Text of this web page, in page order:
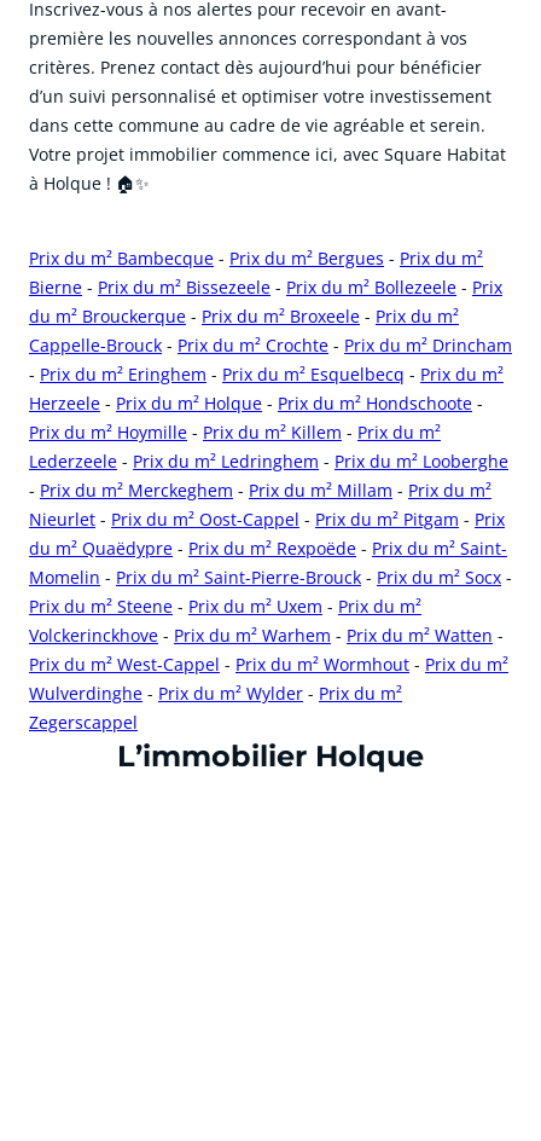
Inscrivez-vous à nos alertes pour recevoir en avant-
première les nouvelles annonces correspondant à vos
critères. Prenez contact dès aujourd’hui pour bénéficier
d’un suivi personnalisé et optimiser votre investissement
dans cette commune au cadre de vie agréable et serein.
Votre projet immobilier commence ici, avec Square Habitat
à Holque ! 🏠✨
Prix du m² Bambecque - Prix du m² Bergues - Prix du m²
Bierne - Prix du m² Bissezeele - Prix du m² Bollezeele - Prix
du m² Brouckerque - Prix du m² Broxeele - Prix du m²
Cappelle-Brouck - Prix du m² Crochte - Prix du m² Drincham
- Prix du m² Eringhem - Prix du m² Esquelbecq - Prix du m²
Herzeele - Prix du m² Holque - Prix du m² Hondschoote -
Prix du m² Hoymille - Prix du m² Killem - Prix du m²
Lederzeele - Prix du m² Ledringhem - Prix du m² Looberghe
- Prix du m² Merckeghem - Prix du m² Millam - Prix du m²
Nieurlet - Prix du m² Oost-Cappel - Prix du m² Pitgam - Prix
du m² Quaëdypre - Prix du m² Rexpoëde - Prix du m² Saint-
Momelin - Prix du m² Saint-Pierre-Brouck - Prix du m² Socx -
Prix du m² Steene - Prix du m² Uxem - Prix du m²
Volckerinckhove - Prix du m² Warhem - Prix du m² Watten -
Prix du m² West-Cappel - Prix du m² Wormhout - Prix du m²
Wulverdinghe - Prix du m² Wylder - Prix du m²
Zegerscappel
cliquer pour afficher plus du text
L’immobilier Holque